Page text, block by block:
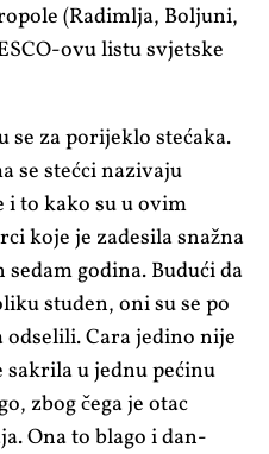
(Radimlja, Boljuni,
ovu listu svjetske
se za porijeklo stećaka.
se stećci nazivaju
i to kako su u ovim
koje je zadesila snažna
godina. Budući da
studen, oni su se po
odselili. Cara jedino nije
sakrila u jednu pećinu
zbog čega je otac
Ona to blago i dan-